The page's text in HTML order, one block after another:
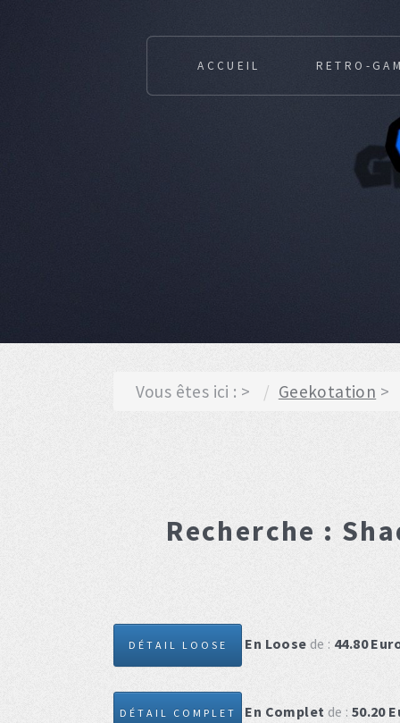
ACCUEIL RETRO-
Vous êtes ici : Geekotation
Recherche :
DÉTAIL LOOSE En Loose de : 44.80
DÉTAIL COMPLET En Complet de : 50.20